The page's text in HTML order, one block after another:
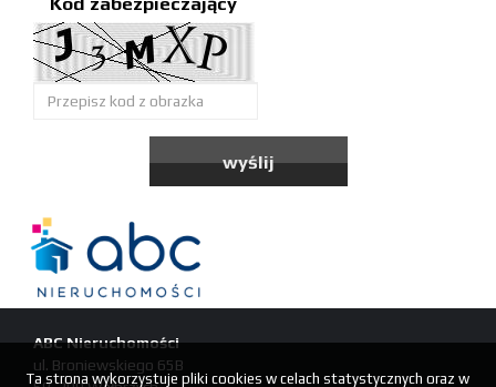
ABC Nieruchomości
ul. Broniewskiego 65B
Ta strona wykorzystuje pliki cookies w celach statystycznych oraz w